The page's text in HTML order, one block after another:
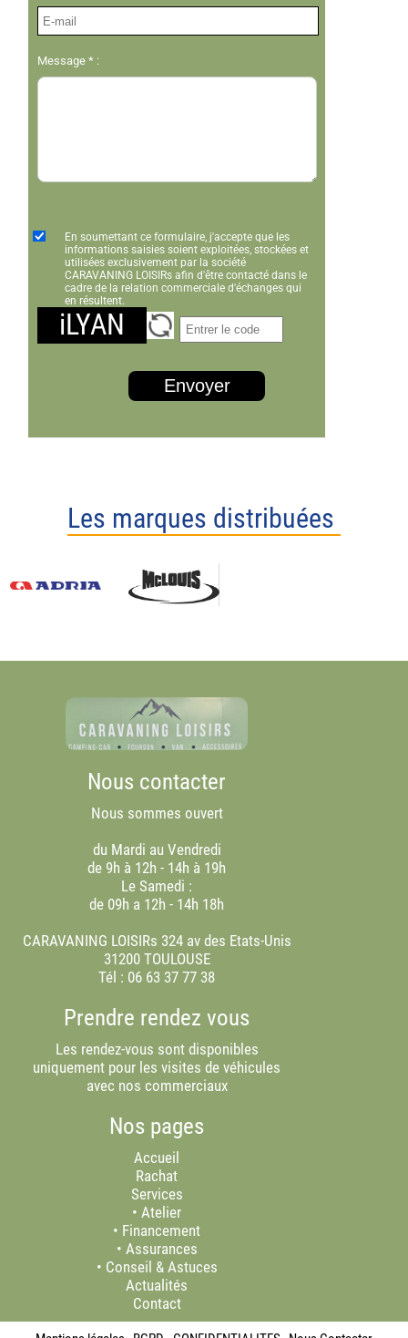
Message * :
En soumettant ce formulaire, j'accepte que les
informations saisies soient exploitées, stockées et
utilisées exclusivement par la société
CARAVANING LOISIRs afin d'être contacté dans le
cadre de la relation commerciale d'échanges qui
en résultent.
iLYAN
Envoyer
Les marques distribuées
Nous contacter
Nous sommes ouvert
du Mardi au Vendredi
de 9h à 12h - 14h à 19h
Le Samedi :
de 09h a 12h - 14h 18h
CARAVANING LOISIRs 324 av des Etats-Unis
31200 TOULOUSE
Tél : 06 63 37 77 38
Prendre rendez vous
Les rendez-vous sont disponibles
uniquement pour les visites de véhicules
avec nos commerciaux
Nos pages
Accueil
Rachat
Services
• Atelier
• Financement
• Assurances
• Conseil & Astuces
Actualités
Contact